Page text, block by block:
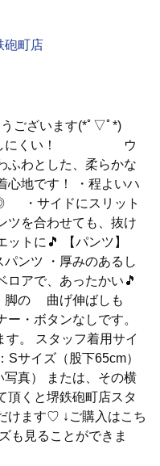
砲町店
ございます(*ﾟ▽ﾟ*)
チクしにくい！ ウ
ふわとした、柔らかな
心地です！ ・程よいハ
・サイドにスリット
を合わせても、抜け
ットに🎵 【パンツ】
ンツ ・厚みのあるし
アで、あったかい🎵
脚の 曲げ伸ばしも
・ボタンなしです。
す。 スタッフ着用サイ
サイズ（股下65cm）
真） または、その横
頂くと堺鉄砲町店スタ
けます♡ ↓ご購入はこち
も見ることができま